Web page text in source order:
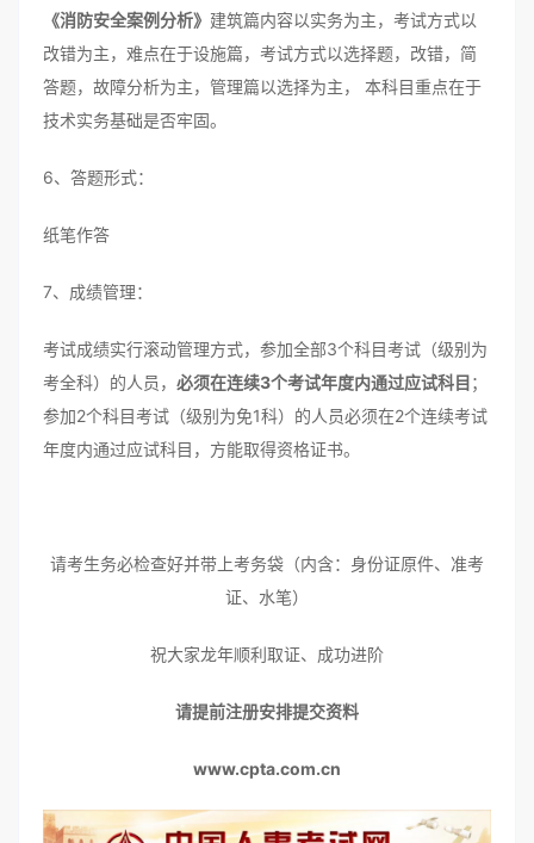
《消防安全案例分析》 建筑篇内容以实务为主，考试方式以
改错为主，难点在于设施篇，考试方式以选择题，改错，简
答题，故障分析为主，管理篇以选择为主， 本科目重点在于
技术实务基础是否牢固。
6、答题形式：
纸笔作答
7、成绩管理：
考试成绩实行滚动管理方式，参加全部3个科目考试（级别为
考全科）的人员， 必须在连续3个考试年度内通过应试科目 ；
参加2个科目考试（级别为免1科）的人员必须在2个连续考试
年度内通过应试科目，方能取得资格证书。
请考生务必检查好并带上考务袋（内含：身份证原件、准考
证、水笔）
祝大家龙年顺利取证、成功进阶
请提前注册安排提交资料
www.cpta.com.cn